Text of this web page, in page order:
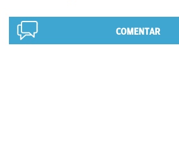
COMENTAR